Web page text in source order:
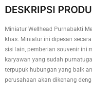
DESKRIPSI
Miniatur Wellhead Purnabakti
khas. Miniatur ini dipesan
sisi lain, pemberian souvenir ini
karyawan yang sudah
terpupuk hubungan yang baik
perusahaan akan dikenang